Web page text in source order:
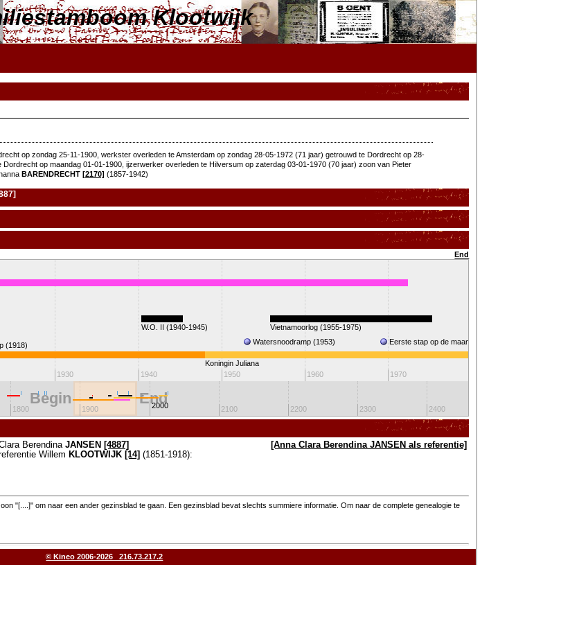
Klootwijk
op zondag 25-11-1900, werkster overleden te Amsterdam op zondag 28-05-1972 (71 jaar) getrouwd te Dordrecht op 28-
Dordrecht op maandag 01-01-1900, ijzerwerker overleden te Hilversum op zaterdag 03-01-1970 (70 jaar) zoon van Pieter
BARENDRECHT [2170] (1857-1942)
End
1930 1940 1950 1960 1970
Eerste stap op de maan (1969)
Vietnamoorlog (1955-1975)
Watersnoodramp (1953)
Koningin Juliana
W.O. II (1940-1945)
(1918)
1800 1900 2000 2100 2200 2300 2400
Begin End
BerendinaJANSEN [4887]
Willem KLOOTWIJK [14] (1851-1918):
[Anna Clara Berendina JANSEN als referentie]
"[....]" om naar een ander gezinsblad te gaan. Een gezinsblad bevat slechts summiere informatie. Om naar de complete genealogie te
© Kineo 2006-2026 216.73.217.2